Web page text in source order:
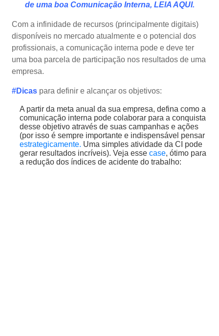
de uma boa Comunicação Interna, LEIA AQUI.
Com a infinidade de recursos (principalmente digitais)
disponíveis no mercado atualmente e o potencial dos
profissionais, a comunicação interna pode e deve ter
uma boa parcela de participação nos resultados de uma
empresa.
#Dicas para definir e alcançar os objetivos:
A partir da meta anual da sua empresa, defina como a
comunicação interna pode colaborar para a conquista
desse objetivo através de suas campanhas e ações
(por isso é sempre importante e indispensável pensar
estrategicamente. Uma simples atividade da CI pode
gerar resultados incríveis). Veja esse case, ótimo para
a redução dos índices de acidente do trabalho: